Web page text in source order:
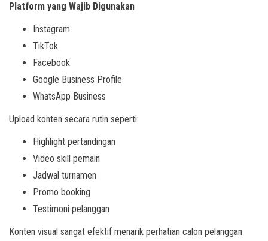
Platform yang Wajib Digunakan
Instagram
TikTok
Facebook
Google Business Profile
WhatsApp Business
Upload konten secara rutin seperti:
Highlight pertandingan
Video skill pemain
Jadwal turnamen
Promo booking
Testimoni pelanggan
Konten visual sangat efektif menarik perhatian calon pelanggan